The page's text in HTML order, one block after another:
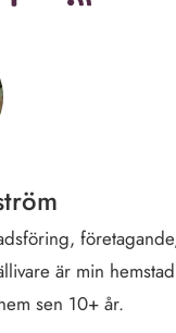
är min
sen 10+ år.